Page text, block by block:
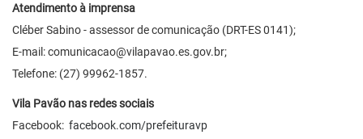
Atendimento à imprensa
Cléber Sabino - assessor de comunicação (DRT-ES 0141);
E-mail:comunicacao@vilapavao.es.gov.br;
Telefone: (27) 99962-1857.
Vila Pavão nas redes sociais
Facebook: facebook.com/prefeituravp